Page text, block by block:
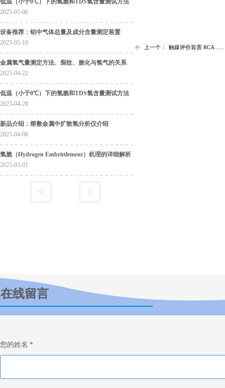
上一个： 触媒评价装置 RCA......
低温（小于0℃）下的氢脆和TDS氢含量测试方法
2025-05-06
设备推荐：铝中气体总量及成分含量测定装置
2025-05-10
金属氢气量测定方法、裂纹、脆化与氢气的关系
2025-04-22
低温（小于0℃）下的氢脆和TDS氢含量测试方法
2025-04-28
新品介绍：熔敷金属中扩散氢分析仪介绍
2025-04-08
氢脆（Hydrogen Embrittlement）机理的详细解析
2025-03-01
< >
您的姓名 *
在线留言